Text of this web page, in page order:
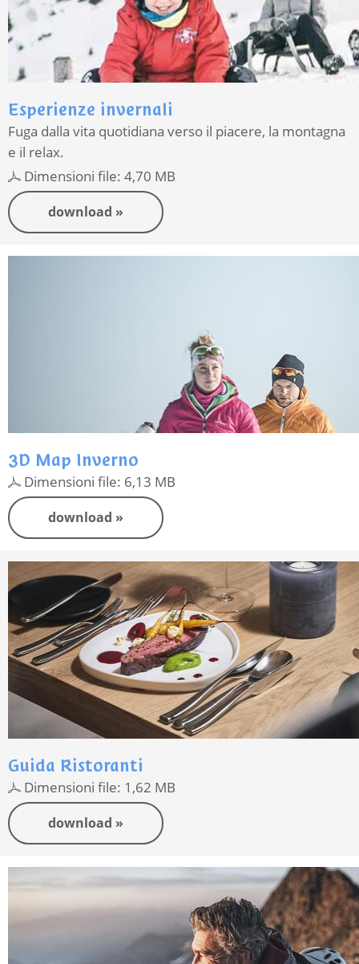
Esperienze invernali
Fuga dalla vita quotidiana verso il piacere, la montagna
e il relax.
Dimensioni file: 4,70 MB
download »
3D Map Inverno
Dimensioni file: 6,13 MB
download »
Guida Ristoranti
Dimensioni file: 1,62 MB
download »